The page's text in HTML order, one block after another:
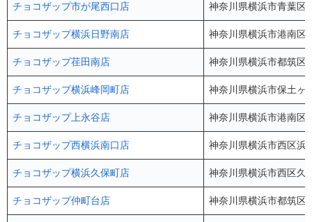
チョコザップ市が尾西口店 神奈川県横浜市青葉
チョコザップ横浜日野南店 神奈川県横浜市港南
チョコザップ荏田南店 神奈川県横浜市都筑
チョコザップ横浜峰岡町店 神奈川県横浜市保土
チョコザップ上永谷店 神奈川県横浜市港南
チョコザップ西横浜南口店 神奈川県横浜市西区
チョコザップ横浜久保町店 神奈川県横浜市西区
チョコザップ仲町台店 神奈川県横浜市都筑